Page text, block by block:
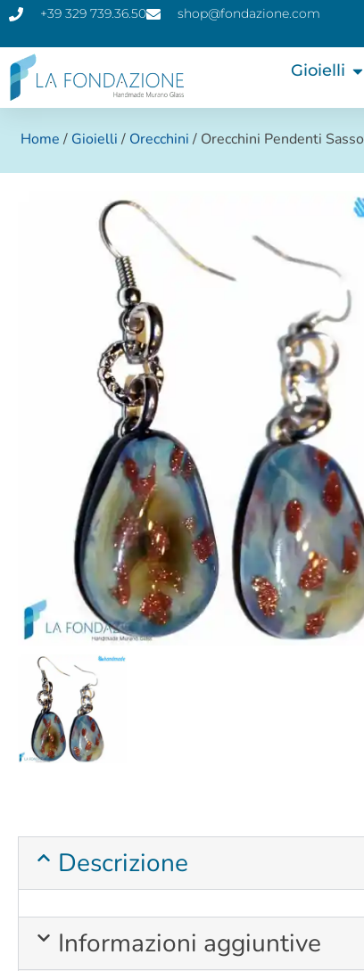
+39 329 739.36.50 shop@fondazione.com
Gioielli
Home / Gioielli / Orecchini / Orecchini Pendenti
Descrizione
Informazioni aggiuntive